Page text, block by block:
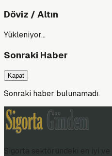
Döviz / Altın
Yükleniyor…
Sonraki Haber
Kapat
Sonraki haber bulunamadı.